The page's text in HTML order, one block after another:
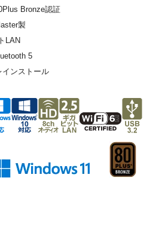
Bronze認証
製
LAN
5
インストール